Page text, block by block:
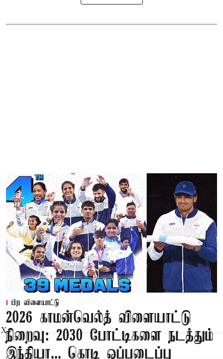
பிற விளையாட்டு
2026 காமன்வெல்த் விளையாட்டு
நிறைவு: 2030 போட்டிகளை நடத்தும்
இந்தியா... கொடி ஒப்படைப்பு
X